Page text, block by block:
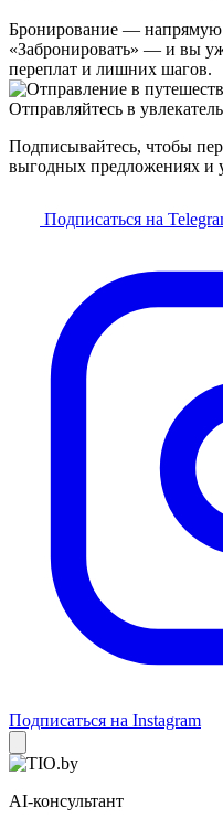
Бронирование — напрямую
«Забронировать» — и вы
переплат и лишних шагов.
Отправляйтесь в
Подписывайтесь, чтобы
выгодных предложениях и
Подписаться на
Подписаться на Instagram
AI-консультант